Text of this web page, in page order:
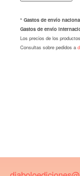
* Gastos de envío
Gastos de envío
Los precios de los
Consultas sobre pedidos a